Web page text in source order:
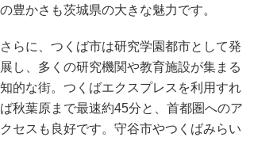
の豊かさも茨城県の大きな魅力です。
さらに、 つくば市は研究学園都市として発
展し、多くの研究機関や教育施設が集まる
知的な街。つくばエクスプレスを利用すれ
ば秋葉原まで最速約45分と、首都圏へのア
クセスも良好です。守谷市やつくばみらい